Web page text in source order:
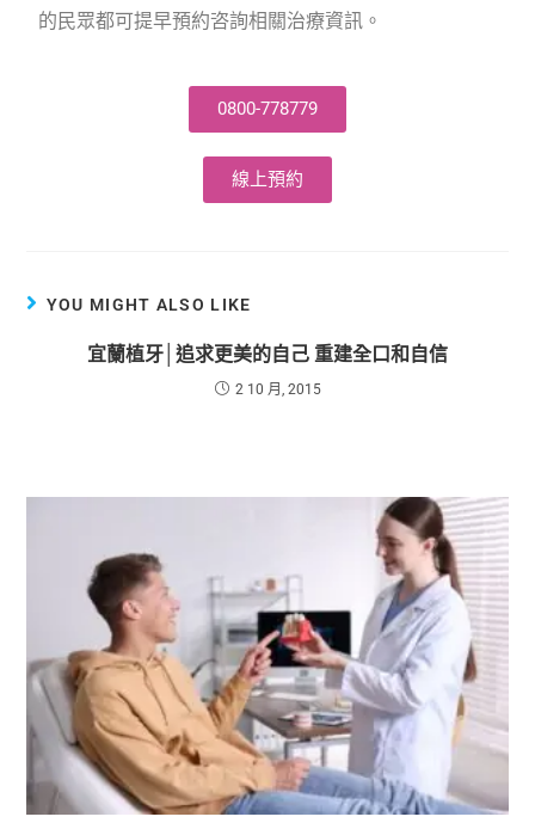
的民眾都可提早預約咨詢相關治療資訊。
0800-778779
線上預約
YOU MIGHT ALSO LIKE
宜蘭植牙│追求更美的自己 重建全口和自信
2 10 月, 2015